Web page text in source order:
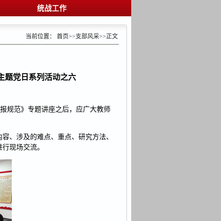
统战工作
当前位置： 首页>>支部风采>>正文
题党日系列活动之六
规范》专题讲座之后，应广大教师
、涉及的难点、重点、研究方法、
现场交流。